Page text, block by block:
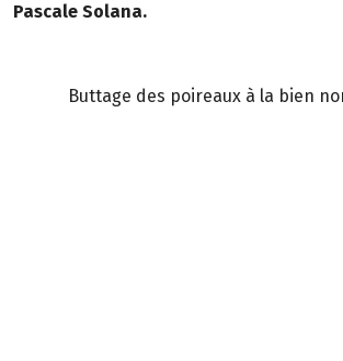
Pascale Solana.
Buttage des poireaux à la bien